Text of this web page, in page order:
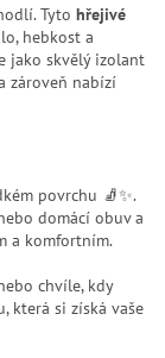
Tyto hřejivé
hebkost a
jako skvělý izolant
zároveň nabízí
povrchu 🧦✨.
domácí obuv a
a komfortním.
chvíle, kdy
která si získá vaše